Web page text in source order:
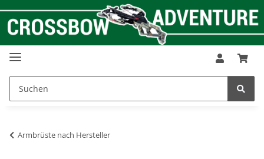
Armbrüste nach Hersteller